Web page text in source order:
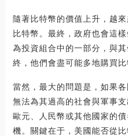
隨著比特幣的價值上升，越
比特幣。最終，政府也會這
為投資組合中的一部分，與
終，他們會盡可能多地購買比
當然，最大的問題是，如果
無法為其過高的社會與軍事
歐元、人民幣或其他國家的
機。關鍵在于，美國能否從